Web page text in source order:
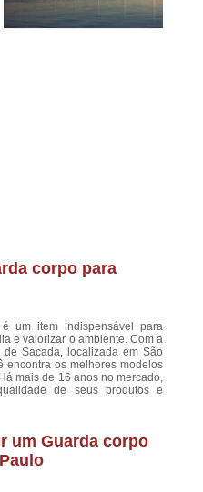
corpo para
um item indispensável para
e valorizar o ambiente. Com a
de Sacada, localizada em São
encontra os melhores modelos
mais de 16 anos no mercado,
de seus produtos e
um Guarda corpo